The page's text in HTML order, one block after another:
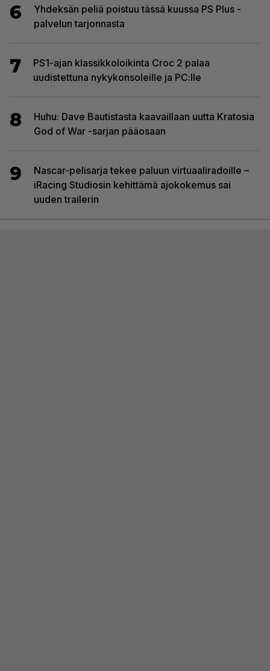
6
Yhdeksän peliä poistuu tässä kuussa PS Plus -
palvelun tarjonnasta
7
PS1-ajan klassikkoloikinta Croc 2 palaa
uudistettuna nykykonsoleille ja PC:lle
8
Huhu: Dave Bautistasta kaavaillaan uutta Kratosia
God of War -sarjan pääosaan
9
Nascar-pelisarja tekee paluun virtuaaliradoille –
iRacing Studiosin kehittämä ajokokemus sai
uuden trailerin